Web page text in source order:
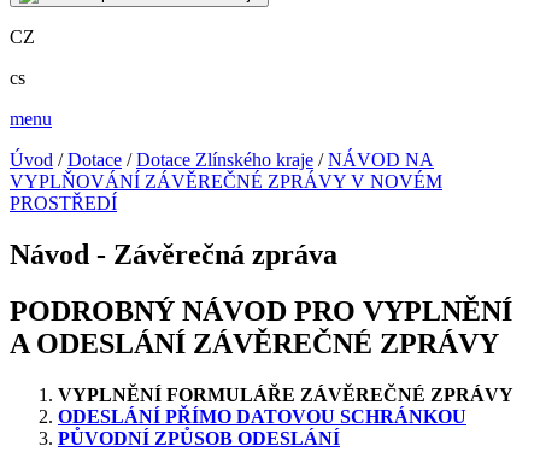
CZ
cs
menu
Úvod /Dotace /Dotace Zlínského kraje /NÁVOD NA
VYPLŇOVÁNÍ ZÁVĚREČNÉ ZPRÁVY V NOVÉM
PROSTŘEDÍ
Návod - Závěrečná zpráva
PODROBNÝ NÁVOD PRO VYPLNĚNÍ
A ODESLÁNÍ ZÁVĚREČNÉ ZPRÁVY
VYPLNĚNÍ FORMULÁŘE ZÁVĚREČNÉ ZPRÁVY
ODESLÁNÍ PŘÍMO DATOVOU SCHRÁNKOU
PŮVODNÍ ZPŮSOB ODESLÁNÍ